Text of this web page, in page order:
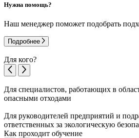
Нужна помощь?
Наш менеджер поможет подобрать
Подробнее
Для кого?
Для специалистов, работающих в
опасными отходами
Для руководителей предприятий и
ответственных за экологическую
Как проходит обучение